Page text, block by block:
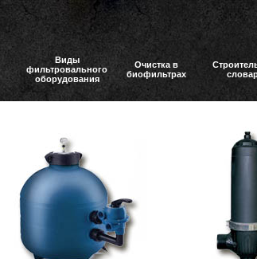
Виды
фильтровального
оборудования
Очистка в
биофильтрах